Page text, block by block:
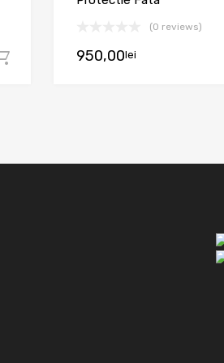
Adaugă în coș
(0 reviews)
950,00lei